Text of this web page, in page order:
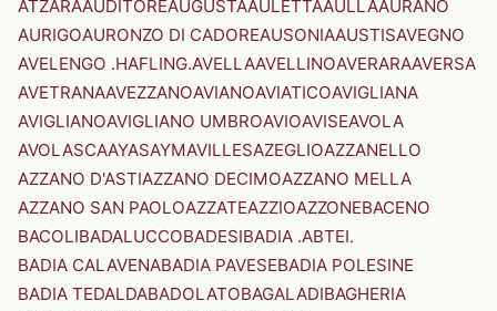
ATZARAAUDITOREAUGUSTAAULETTAAULLAAURANO
AURIGOAURONZO DI CADOREAUSONIAAUSTISAVEGNO
AVELENGO .HAFLING.AVELLAAVELLINOAVERARAAVERSA
AVETRANAAVEZZANOAVIANOAVIATICOAVIGLIANA
AVIGLIANOAVIGLIANO UMBROAVIOAVISEAVOLA
AVOLASCAAYASAYMAVILLESAZEGLIOAZZANELLO
AZZANO D'ASTIAZZANO DECIMOAZZANO MELLA
AZZANO SAN PAOLOAZZATEAZZIOAZZONEBACENO
BACOLIBADALUCCOBADESIBADIA .ABTEI.
BADIA CALAVENABADIA PAVESEBADIA POLESINE
BADIA TEDALDABADOLATOBAGALADIBAGHERIA